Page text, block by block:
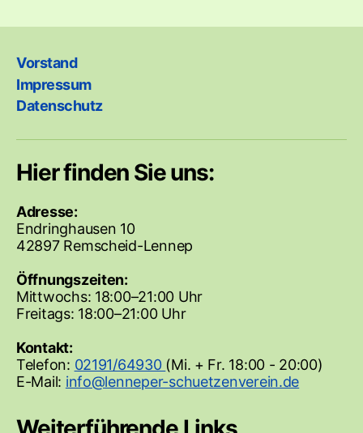
Vorstand
Impressum
Datenschutz
Hier finden Sie uns:
Adresse:
Endringhausen 10
42897 Remscheid-Lennep
Öffnungszeiten:
Mittwochs: 18:00–21:00 Uhr
Freitags: 18:00–21:00 Uhr
Kontakt:
Telefon: 02191/64930 (Mi. + Fr. 18:00 - 20:00)
E-Mail: